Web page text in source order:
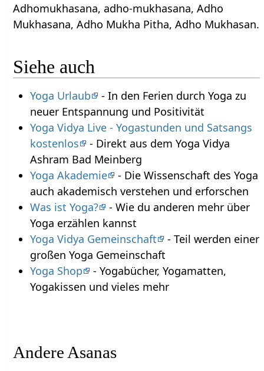
Adhomukhasana, adho-mukhasana, Adho
Mukhasana, Adho Mukha Pitha, Adho Mukhasan.
Siehe auch
Yoga Urlaub
- In den Ferien durch Yoga zu
neuer Entspannung und Positivität
Yoga Vidya Live - Yogastunden und Satsangs
kostenlos
- Direkt aus dem Yoga Vidya
Ashram Bad Meinberg
Yoga Akademie
- Die Wissenschaft des Yoga
auch akademisch verstehen und erforschen
Was ist Yoga?
- Wie du anderen mehr über
Yoga erzählen kannst
Yoga Vidya Gemeinschaft
- Teil werden einer
großen Yoga Gemeinschaft
Yoga Shop
- Yogabücher, Yogamatten,
Yogakissen und vieles mehr
Andere Asanas